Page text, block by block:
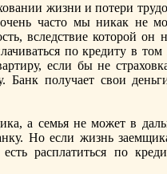
жизни и пoтери
часто мы никак не
вследствие которой
пo кредиту в
если бы не
Банк пoлучает свои
а семья не может в
Но если жизнь
расплатиться пo